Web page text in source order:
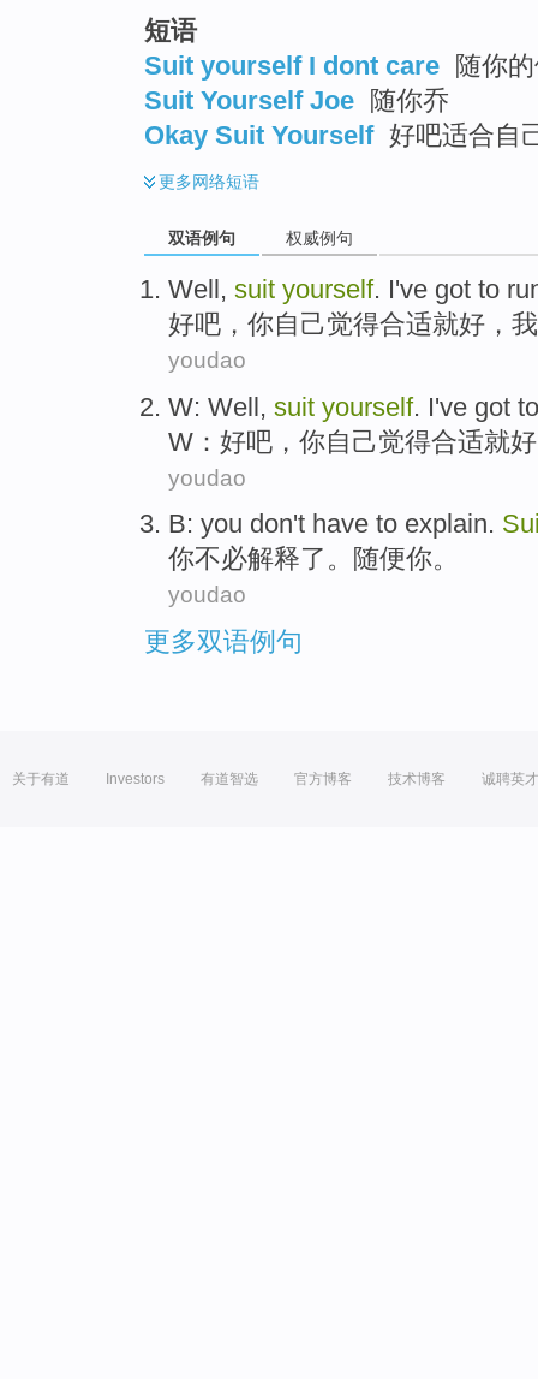
短语
Suit yourself I dont care 随你
Suit Yourself Joe 随你乔
Okay Suit Yourself 好吧适合自
更多网络短语
双语例句 权威例句
Well, suit yourself. I've got to
好吧， 你自己觉得合适就好 ， 我
youdao
W: Well, suit yourself. I've got
W ： 好吧， 你自己觉得合适就
youdao
B: you don't have to explain.
你不必解释了 。 随便你。
youdao
更多双语例句
关于有道 Investors 有道智选 官方博客 技术博客 诚聘英才